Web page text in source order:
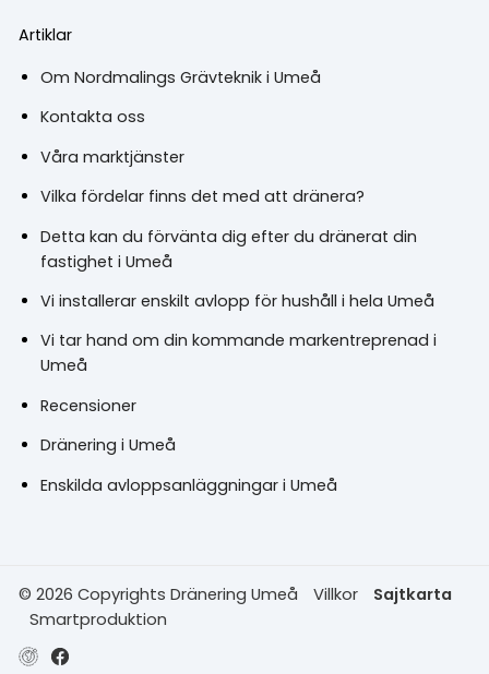
Artiklar
Om Nordmalings Grävteknik i Umeå
Kontakta oss
Våra marktjänster
Vilka fördelar finns det med att dränera?
Detta kan du förvänta dig efter du dränerat din
fastighet i Umeå
Vi installerar enskilt avlopp för hushåll i hela Umeå
Vi tar hand om din kommande markentreprenad i
Umeå
Recensioner
Dränering i Umeå
Enskilda avloppsanläggningar i Umeå
© 2026 Copyrights Dränering Umeå Villkor
Sajtkarta
Smartproduktion